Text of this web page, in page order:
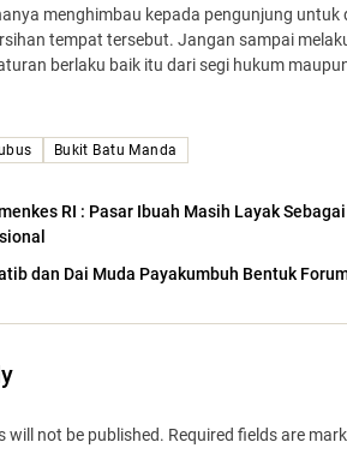
menghimbau kepada pengunjung
tempat tersebut. Jangan sampai
berlaku baik itu dari segi hukum
Bukit Batu Manda
RI : Pasar Ibuah Masih Layak
dan Dai Muda Payakumbuh Bentuk
will not be published. Required fields are